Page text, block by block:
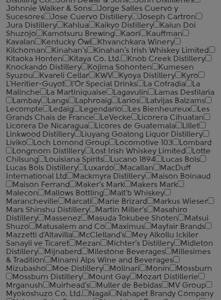
Johnnie Walker & Sons
Jorge Salles Cuervo y
Sucesores
Jose Cuervo Distillery
Joseph Cartron
Jura Distillery
Kahlua Kaikyo Distillery
Kaiun Doi
Shuzojo
Kamotsuru Brewing Kaori
Kauffman
Kavalan
Kentucky Owl
Khvanchkara Winery
Kilchoman
Kinahan's
Kinahan's Irish Whiskey Limited
Kitaoka Honten
Kitaya Co. Ltd.
Knob Creek Distillery
Knockando Distillery
Kojima Sohonten
Kumesen
Syuzou
Kvareli Cellar KWV Kyoya Distillery
Kyro
L'Heritier-Guyot
l'Or Special Drinks La Cofradia
La
Malinche
La Martiniquaise Lagavulin
Lamas Destilaria
Lambay
Langs Laphroaig Larios
Latvijas Balzams
Lecompte
Ledaig Legendario Les Bienheureux
Les
Grands Chais de France
LeVecke
Licorera Cihuatan
Licorera De Nicaragua
Licores de Guatemala
Lillet
Linkwood Distillery
Liuyang Goalong Liquor Distillery
Liviko
Loch Lomond Group Locomotive 103
Lombard
Longmorn Distillery
Lost Irish Whiskey Limited
Lotte
Chilsung
Louisiana Spirits Lucano 1894
Lucas Bols
Lucas Bols Distillery
Luxardo Macallan
MacDuff
International Ltd
Mackmyra Distillery
Maison Boinaud
Maison Ferrand
Maker's Mark
Makers Mark
Malecon
Mallows Bottling
Malt'b Whiskey
Marancheville
Marcati Marie Brizard
Markus Wieser
Mars Shinshu Distillery
Martin Miller's
Masahiro
Distillery
Massenez Masuda Tokubee Shoten
Matsui
Shuzo
Matusalem and Co Maximus
Mayfair Brands
Mazzetti d'Altavilla
McClelland's
Mey Alkollu Ickiler
Sanayii ve Ticaret
Mezan Michter's Distillery
Midleton
Distillery
Mijnaberd Milestone Beverages
Millesimes
& Tradition
Minami Alps Wine and Beverages
Mizubasho
Moe Distillery Molinari Monin
Mossburn
Mossburn Distillery
Mount Gay
Mozart Distillerie
Mrganush
Muirhead's Muller de Bebidas
MV Group
Myokoshuzo Co. Ltd.
Nagai
Nahapet Brandy Company